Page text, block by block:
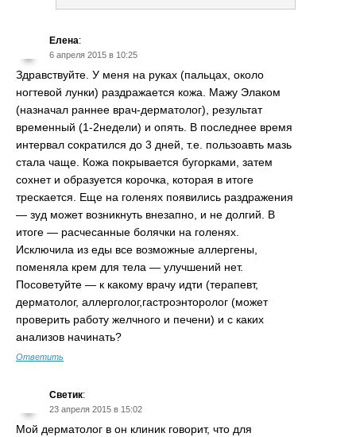
Елена:
6 апреля 2015 в 10:25
Здравствуйте. У меня на руках (пальцах, около
ногтевой лунки) раздражается кожа. Мажу Элаком
(назначал раннее врач-дерматолог), результат
временный (1-2недели) и опять. В последнее время
интервал сократился до 3 дней, т.е. пользоавть мазь
стала чаще. Кожа покрывается бугорками, затем
сохнет и образуется корочка, которая в итоге
трескается. Еще на голенях появились раздражения
— зуд может возникнуть внезапно, и не долгий. В
итоге — расчесанные болячки на голенях.
Исключила из еды все возможные аллергены,
поменяла крем для тела — улучшений нет.
Посоветуйте — к какому врачу идти (терапевт,
дерматолог, аллерголог,гастроэнторолог (может
проверить работу желчного и печени) и с каких
анализов начинать?
Ответить
Светик:
23 апреля 2015 в 15:02
Мой дерматолог в он клиник говорит, что для